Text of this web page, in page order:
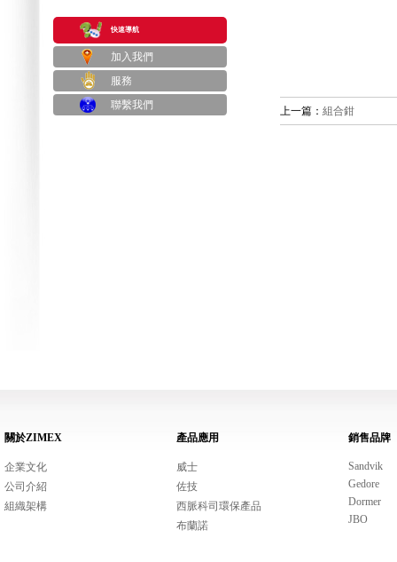
快速導航
加入我們
服務
聯繫我們
上一篇： 組合鉗
關於ZIMEX
企業文化
公司介紹
組織架構
產品應用
威士
佐技
西脈科司環保產品
布蘭諾
銷售品牌
Sandvik
Gedore
Dormer
JBO